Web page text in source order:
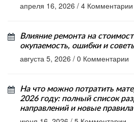
апреля 16, 2026 / 4 Комментарии
Влияние ремонта на
окупаемость, ошибки и
августа 5, 2026 / 0 Комментарии
На что можно потратить
2026 году: полный список
направлений и новые правила